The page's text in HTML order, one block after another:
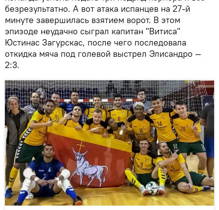
безрезультатно. А вот атака испанцев на 27-й
минуте завершилась взятием ворот. В этом
эпизоде неудачно сыграл капитан "Витиса"
Юстинас Загурскас, после чего последовала
откидка мяча под голевой выстрел Элисандро —
2:3.